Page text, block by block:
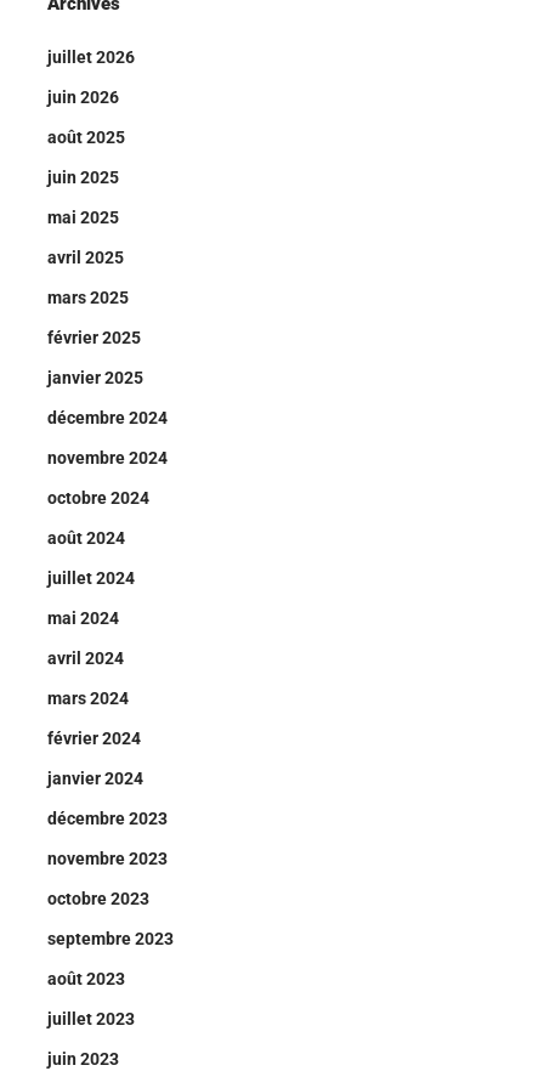
juillet 2026
juin 2026
août 2025
juin 2025
mai 2025
avril 2025
mars 2025
février 2025
janvier 2025
décembre 2024
novembre 2024
octobre 2024
août 2024
juillet 2024
mai 2024
avril 2024
mars 2024
février 2024
janvier 2024
décembre 2023
novembre 2023
octobre 2023
septembre 2023
août 2023
juillet 2023
juin 2023